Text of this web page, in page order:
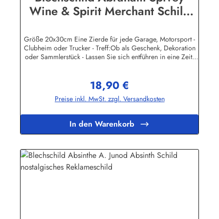
Wine & Spirit Merchant Schild
Größe 20x30cm Eine Zierde für jede Garage, Motorsport -
Clubheim oder Trucker - Treff:Ob als Geschenk, Dekoration
oder Sammlerstück - Lassen Sie sich entführen in eine Zeit,
Ihren Freunden eine dekorative Erinnerung an die gute alte
Zeit!Unsere Blechschilder sind in Super-Qualität aus
hochwertigem Metall (Stahlblech) gefertigt. Die Oberflächen
garantiert.Wir verkaufen nur original lizensierte
Werbeschilder. Herstellerinformationen:Heart of Ireland
Plakat-Industrie BPPM GmbHPorschestr. 921423 Winsen
Regulärer Preis:
18,90 €
Preise inkl. MwSt. zzgl. Versandkosten
In den Warenkorb